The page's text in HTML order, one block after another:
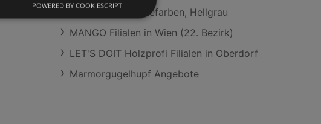
Barhocker in Eichefarben, Hellgrau
MANGO Filialen in Wien (22. Bezirk)
LET'S DOIT Holzprofi Filialen in Oberdorf
Marmorgugelhupf Angebote
POWERED BY COOKIESCRIPT